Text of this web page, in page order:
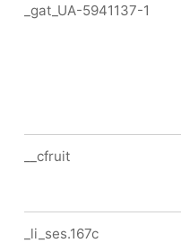
_gat_UA-5941137-1
__cfruit
_li_ses.167c